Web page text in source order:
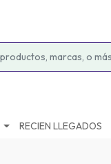
RECIEN LLEGADOS